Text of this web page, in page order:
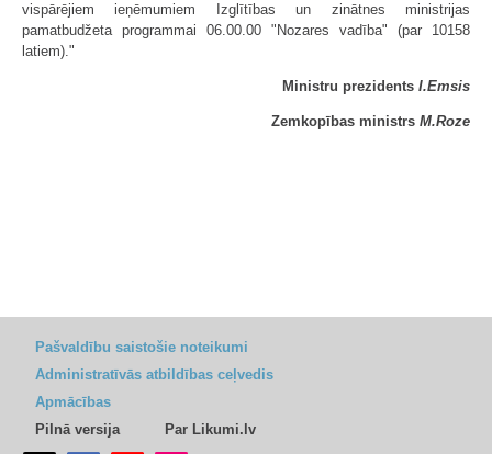
vispārējiem ieņēmumiem Izglītības un zinātnes ministrijas
pamatbudžeta programmai 06.00.00 "Nozares vadība" (par 10158
latiem)."
Ministru prezidents I.Emsis
Zemkopības ministrs M.Roze
Pašvaldību saistošie noteikumi
Administratīvās atbildības ceļvedis
Apmācības
Pilnā versija
Par Likumi.lv